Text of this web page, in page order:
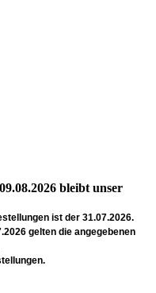
bleibt unser
ist der 31.07.2026.
gelten die angegebenen